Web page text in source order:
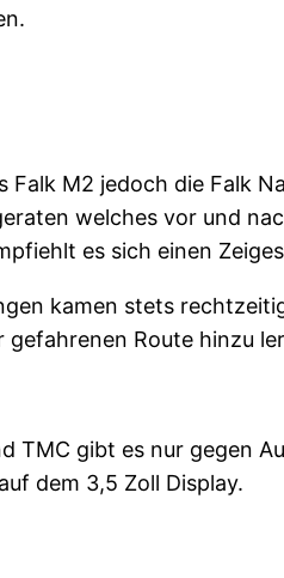
M2 jedoch die Falk
welches vor und
es sich einen
kamen stets
gefahrenen Route hinzu
TMC gibt es nur gegen
dem 3,5 Zoll Display.